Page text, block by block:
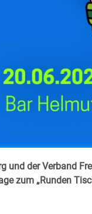
und der Verband
zum „Runden